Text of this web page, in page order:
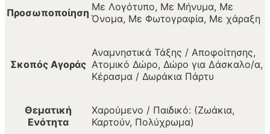
Προσωποποίηση Με Λογότυπο, Με Μήνυμα, Με
Όνομα, Με Φωτογραφία, Με χάραξη
Σκοπός Αγοράς
Αναμνηστικά Τάξης / Αποφοίτησης,
Ατομικό Δώρο, Δώρο για Δάσκαλο/α,
Κέρασμα / Δωράκια Πάρτυ
Θεματική
Ενότητα
Χαρούμενο / Παιδικό: (Ζωάκια,
Καρτούν, Πολύχρωμα)